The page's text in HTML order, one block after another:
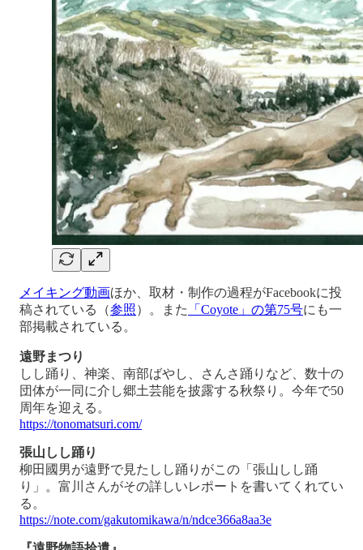
メイキング動画ほか、取材・制作の過程がFacebookに投
稿されている（参照）。また 「Coyote」の第75号にも一
部掲載されている。
遠野まつり
しし踊り、神楽、南部ばやし、さんさ踊りなど、数十の
団体が一同に介し郷土芸能を披露する秋祭り。今年で50
周年を迎える。
https://tonomatsuri.com/
張山しし踊り
柳田國男が遠野で見たしし踊りがこの「張山しし踊
り」。富川さんがその詳しいレポートを書いてくれてい
る。
https://note.com/gakutomikawa/n/ndce366a8aa3e